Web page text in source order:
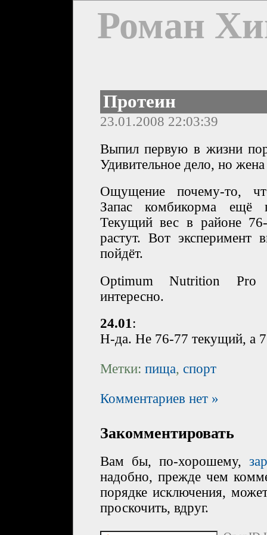
Роман
Протеин
23.01.2008 22:03:39
Выпил первую в жизни
Удивительное дело, но
Ощущение почему-то,
Запас комбикорма ещё
Текущий вес в районе
растут. Вот эксперимент
пойдёт.
Optimum Nutrition
интересно.
24.01:
Н-да. Не 76-77 текущий, а
Метки: пища, спорт
Комментариев нет »
Закомментировать
Вам бы, по-хорошему,
надобно, прежде чем
порядке исключения,
проскочить, вдруг.